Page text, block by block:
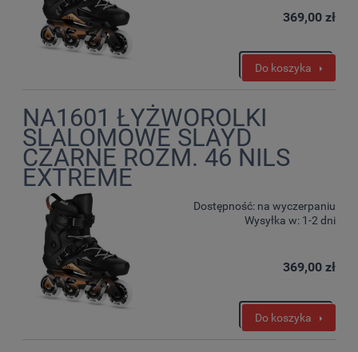
369,00 zł
Do koszyka
NA1601 ŁYŻWOROLKI
SLALOMOWE SLAYD
CZARNE ROZM. 46 NILS
EXTREME
Dostępność: na wyczerpaniu
Wysyłka w: 1-2 dni
369,00 zł
Do koszyka